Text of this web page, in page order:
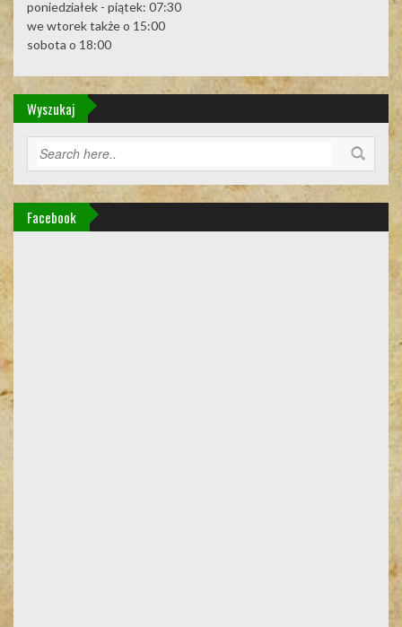
poniedziałek - piątek: 07:30
we wtorek także o 15:00
sobota o 18:00
Wyszukaj
Facebook